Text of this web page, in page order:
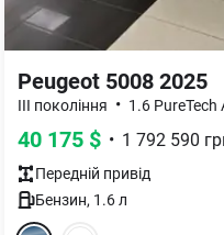
Peugeot 5008 2025
III покоління • 1.6 PureTech
40 175 $ • 1 792 590
Передній привід
Бензин, 1.6л